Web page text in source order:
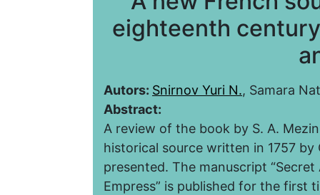
eighteenth
Autors: Snirnov Yuri N., Samara
Abstract:
A review of the book by S. A.
historical source written in 1757 by
presented. The manuscript
Empress” is published for the first